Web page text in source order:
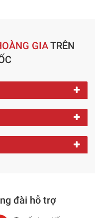
GIATRÊN
đài hỗ trợ